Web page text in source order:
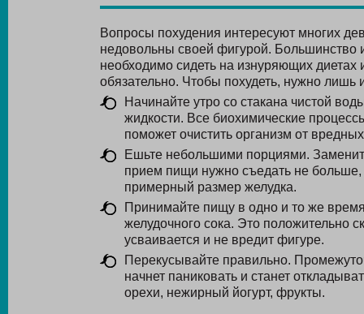
Вопросы похудения интересуют многих
недовольны своей фигурой. Большинство
необходимо сидеть на изнуряющих диетах
обязательно. Чтобы похудеть, нужно
Начинайте утро со стакана чистой
жидкости. Все биохимические
поможет очистить организм от
Ешьте небольшими порциями.
прием пищи нужно съедать не
примерный размер желудка.
Принимайте пищу в одно и то же
желудочного сока. Это положительно
усваивается и не вредит фигуре.
Перекусывайте правильно.
начнет паниковать и станет
орехи, нежирный йогурт, фрукты.